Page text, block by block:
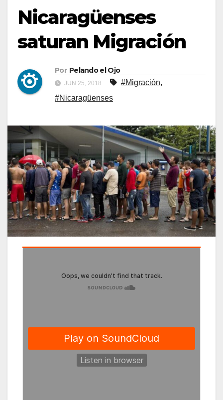
Nicaragüenses
saturan Migración
Por Pelando el Ojo
JUN 25, 2018 #Migración,
#Nicaragüenses